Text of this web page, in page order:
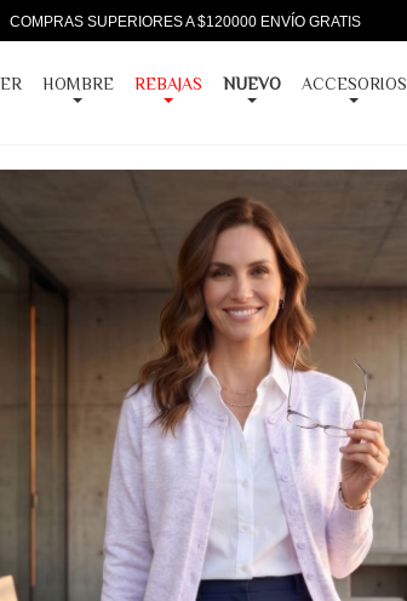
SUPERIORES A $120000 ENVÍO GRATIS
HOMBRE REBAJAS NUEVO ACCESORIOS